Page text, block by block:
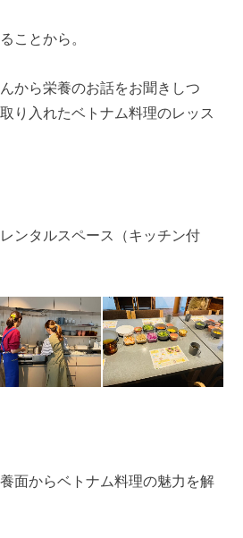
ことから。
から栄養のお話をお聞きしつ
り入れたベトナム料理のレッス
ンタルスペース（キッチン付
面からベトナム料理の魅力を解